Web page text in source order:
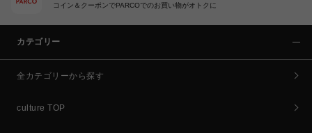
コイン＆クーポンでPARCOでのお買い物がオトクに
カテゴリー
全カテゴリーから探す
culture TOP